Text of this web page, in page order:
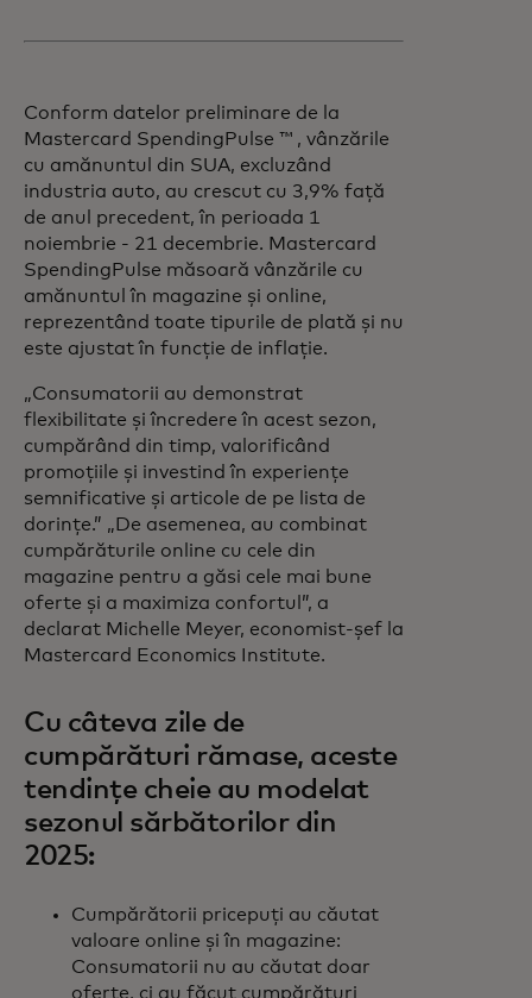
Conform datelor preliminare de la
Mastercard SpendingPulse ™ , vânzările
cu amănuntul din SUA, excluzând
industria auto, au crescut cu 3,9% față
de anul precedent, în perioada 1
noiembrie - 21 decembrie. Mastercard
SpendingPulse măsoară vânzările cu
amănuntul în magazine și online,
reprezentând toate tipurile de plată și nu
este ajustat în funcție de inflație.
„Consumatorii au demonstrat
flexibilitate și încredere în acest sezon,
cumpărând din timp, valorificând
promoțiile și investind în experiențe
semnificative și articole de pe lista de
dorințe.” „De asemenea, au combinat
cumpărăturile online cu cele din
magazine pentru a găsi cele mai bune
oferte și a maximiza confortul”, a
declarat Michelle Meyer, economist-șef la
Mastercard Economics Institute.
Cu câteva zile de
cumpărături rămase, aceste
tendințe cheie au modelat
sezonul sărbătorilor din
2025:
Cumpărătorii pricepuți au căutat
valoare online și în magazine:
Consumatorii nu au căutat doar
oferte, ci au făcut cumpărături